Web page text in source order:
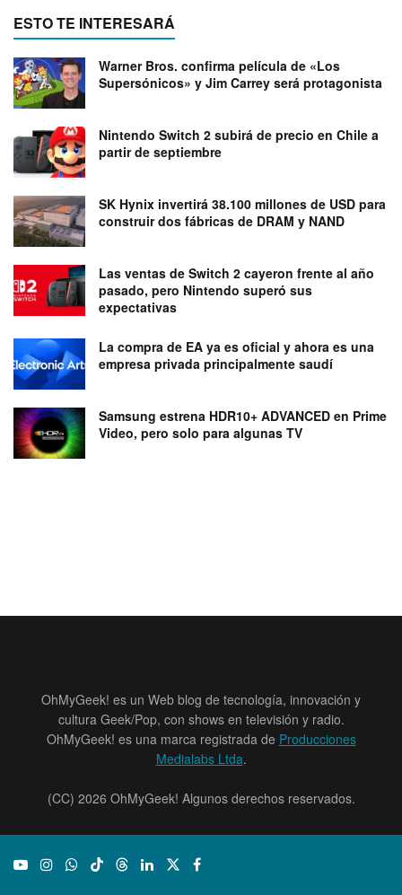
ESTO TE INTERESARÁ
Warner Bros. confirma película de «Los
Supersónicos» y Jim Carrey será protagonista
Nintendo Switch 2 subirá de precio en Chile a
partir de septiembre
SK Hynix invertirá 38.100 millones de USD para
construir dos fábricas de DRAM y NAND
Las ventas de Switch 2 cayeron frente al año
pasado, pero Nintendo superó sus
expectativas
La compra de EA ya es oficial y ahora es una
empresa privada principalmente saudí
Samsung estrena HDR10+ ADVANCED en Prime
Video, pero solo para algunas TV
OhMyGeek! es un Web blog de tecnología, innovación y
cultura Geek/Pop, con shows en televisión y radio.
OhMyGeek! es una marca registrada de Producciones
Medialabs Ltda.
(CC) 2026 OhMyGeek! Algunos derechos reservados.